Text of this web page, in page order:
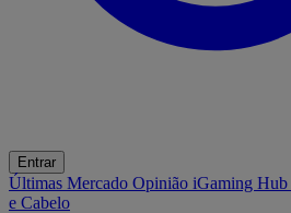
Entrar
Últimas Mercado Opinião iGaming Hub
e Cabelo